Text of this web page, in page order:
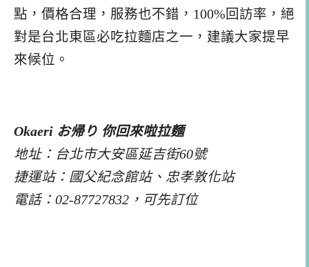
點，價格合理，服務也不錯，100%回訪率，絕
對是台北東區必吃拉麵店之一，建議大家提早
來候位。
Okaeri お帰り 你回來啦拉麵
地址：台北市大安區延吉街60號
捷運站：國父紀念館站、忠孝敦化站
電話：02-87727832，可先訂位